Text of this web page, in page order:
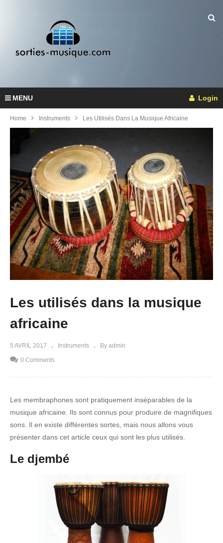
MENU Login
Home Instruments Les Utilisés Dans La Musique Africaine
Les utilisés dans la musique
africaine
5 AVRIL 2017 Instruments By admin
0 Comments
Les membraphones sont pratiquement inséparables de la
musique africaine. Ils sont connus pour produire de magnifiques
sons. Il en existe différentes sortes, mais nous allons vous
présenter dans cet article ceux qui sont les plus utilisés.
Le djembé